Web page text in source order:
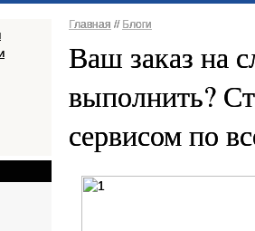
Главная // Блоги
Ваш заказ на
выполнить?
сервисом по